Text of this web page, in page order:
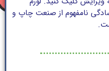
نامفهوم از صنعت چاپ و